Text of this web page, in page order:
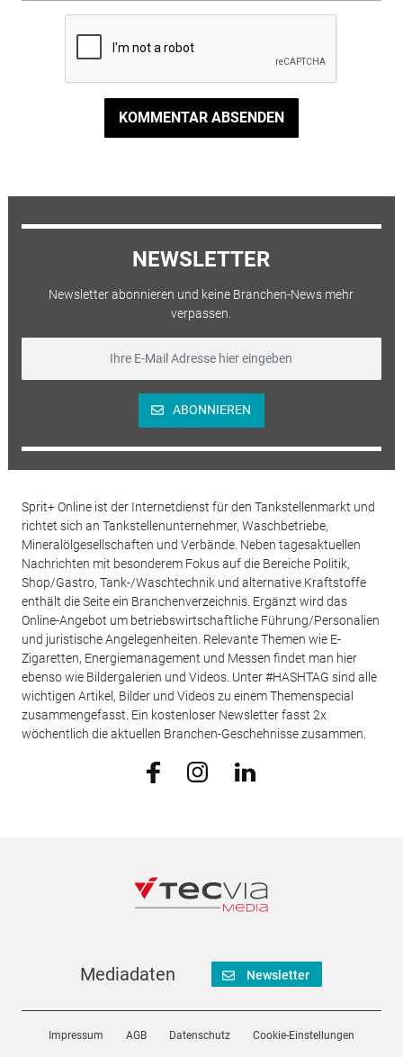
KOMMENTAR ABSENDEN
NEWSLETTER
Newsletter abonnieren und keine Branchen-News mehr
verpassen.
ABONNIEREN
Sprit+ Online ist der Internetdienst für den Tankstellenmarkt und
richtet sich an Tankstellenunternehmer, Waschbetriebe,
Mineralölgesellschaften und Verbände. Neben tagesaktuellen
Nachrichten mit besonderem Fokus auf die Bereiche Politik,
Shop/Gastro, Tank-/Waschtechnik und alternative Kraftstoffe
enthält die Seite ein Branchenverzeichnis. Ergänzt wird das
Online-Angebot um betriebswirtschaftliche Führung/Personalien
und juristische Angelegenheiten. Relevante Themen wie E-
Zigaretten, Energiemanagement und Messen findet man hier
ebenso wie Bildergalerien und Videos. Unter #HASHTAG sind alle
wichtigen Artikel, Bilder und Videos zu einem Themenspecial
zusammengefasst. Ein kostenloser Newsletter fasst 2x
wöchentlich die aktuellen Branchen-Geschehnisse zusammen.
Mediadaten Newsletter
Impressum AGB Datenschutz Cookie-Einstellungen